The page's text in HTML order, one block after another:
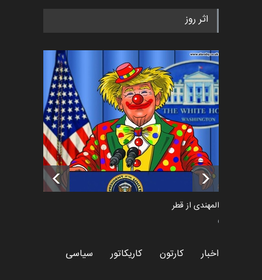
رویداد کارگاهی کارتون و پوستر
اخبار 6 ماه قبل
فراخوان رویداد کارگاهی کارتون و
پوستر "ایران سربل…
اخبار 6 ماه قبل
تسلیت به همکار | سهراب خیری
اخبار 6 ماه قبل
اثر روز
سعد المهندی از قطر
سیاسی
اخبار کارتون کاریکاتور سیاسی